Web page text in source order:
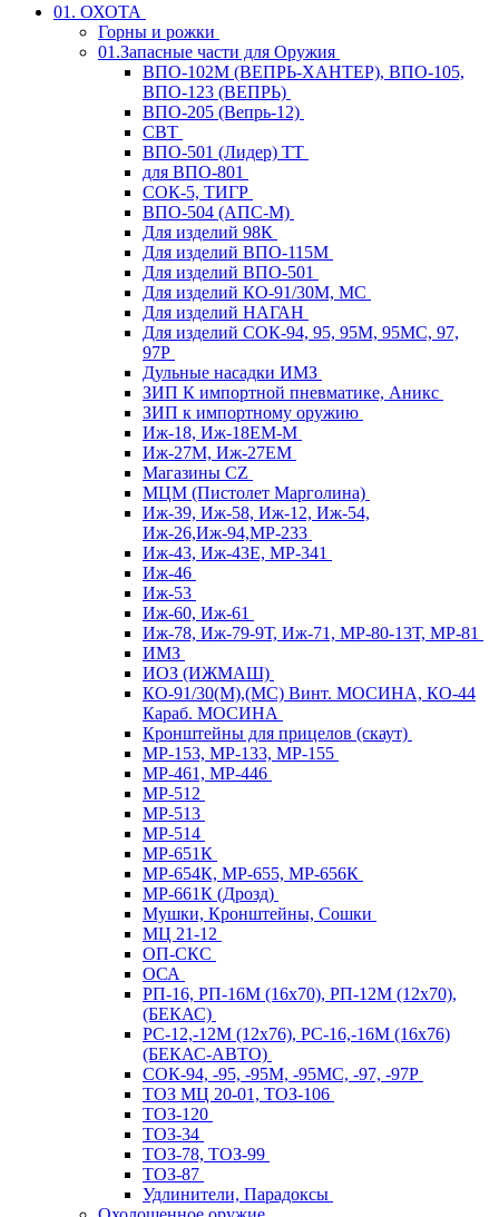
01. ОХОТА
Горны и рожки
01.Запасные части для Оружия
ВПО-102М (ВЕПРЬ-ХАНТЕР), ВПО-105,
ВПО-123 (ВЕПРЬ)
ВПО-205 (Вепрь-12)
СВТ
ВПО-501 (Лидер) ТТ
для ВПО-801
СОК-5, ТИГР
ВПО-504 (АПС-М)
Для изделий 98К
Для изделий ВПО-115М
Для изделий ВПО-501
Для изделий КО-91/30М, МС
Для изделий НАГАН
Для изделий СОК-94, 95, 95М, 95МС, 97,
97Р
Дульные насадки ИМЗ
ЗИП К импортной пневматике, Аникс
ЗИП к импортному оружию
Иж-18, Иж-18ЕМ-М
Иж-27М, Иж-27ЕМ
Магазины CZ
МЦМ (Пистолет Марголина)
Иж-39, Иж-58, Иж-12, Иж-54,
Иж-26,Иж-94,МР-233
Иж-43, Иж-43Е, МР-341
Иж-46
Иж-53
Иж-60, Иж-61
Иж-78, Иж-79-9Т, Иж-71, МР-80-13Т, МР-81
ИМЗ
ИОЗ (ИЖМАШ)
КО-91/30(М),(МС) Винт. МОСИНА, КО-44
Караб. МОСИНА
Кронштейны для прицелов (скаут)
МР-153, МР-133, МР-155
МР-461, МР-446
МР-512
МР-513
МР-514
МР-651К
МР-654К, МР-655, МР-656К
МР-661К (Дрозд)
Мушки, Кронштейны, Сошки
МЦ 21-12
ОП-СКС
ОСА
РП-16, РП-16М (16х70), РП-12М (12х70),
(БЕКАС)
РС-12,-12М (12х76), РС-16,-16М (16х76)
(БЕКАС-АВТО)
СОК-94, -95, -95М, -95МС, -97, -97Р
ТОЗ МЦ 20-01, ТОЗ-106
ТОЗ-120
ТОЗ-34
ТОЗ-78, ТОЗ-99
ТОЗ-87
Удлинители, Парадоксы